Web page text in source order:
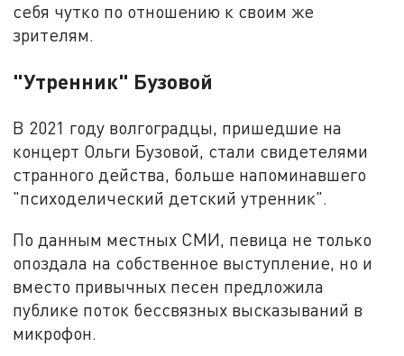
себя чутко по отношению к своим же
зрителям.
"Утренник" Бузовой
В 2021 году волгоградцы, пришедшие на
концерт Ольги Бузовой, стали свидетелями
странного действа, больше напоминавшего
"психоделический детский утренник".
По данным местных СМИ, певица не только
опоздала на собственное выступление, но и
вместо привычных песен предложила
публике поток бессвязных высказываний в
микрофон.